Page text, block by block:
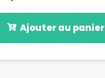
Ajouter au panier